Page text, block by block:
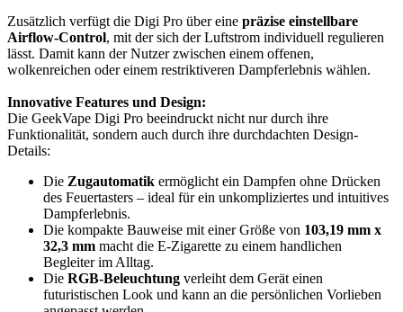
Zusätzlich verfügt die Digi Pro über eine präzise einstellbare
Airflow-Control, mit der sich der Luftstrom individuell regulieren
lässt. Damit kann der Nutzer zwischen einem offenen,
wolkenreichen oder einem restriktiveren Dampferlebnis wählen.
Innovative Features und Design:
Die GeekVape Digi Pro beeindruckt nicht nur durch ihre
Funktionalität, sondern auch durch ihre durchdachten Design-
Details:
Die Zugautomatik ermöglicht ein Dampfen ohne Drücken
des Feuertasters – ideal für ein unkompliziertes und intuitives
Dampferlebnis.
Die kompakte Bauweise mit einer Größe von 103,19 mm x
32,3 mm macht die E-Zigarette zu einem handlichen
Begleiter im Alltag.
Die RGB-Beleuchtung verleiht dem Gerät einen
futuristischen Look und kann an die persönlichen Vorlieben